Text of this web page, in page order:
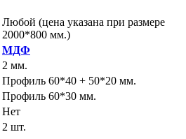
Любой (цена указана при размере
2000*800 мм.)
МДФ
2 мм.
Профиль 60*40 + 50*20 мм.
Профиль 60*30 мм.
Нет
2 шт.